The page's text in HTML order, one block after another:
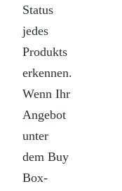
Status
jedes
Produkts
erkennen.
Wenn Ihr
Angebot
unter
dem Buy
Box-